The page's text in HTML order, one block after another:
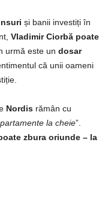
și banii investiți în
Vladimir Ciorbă poate
urmă este un dosar
că unii oameni
Nordis rămân cu
la cheie”.
zbura oriunde – la